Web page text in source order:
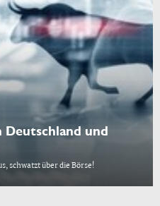
Deutschland und
schwatzt über die Börse!